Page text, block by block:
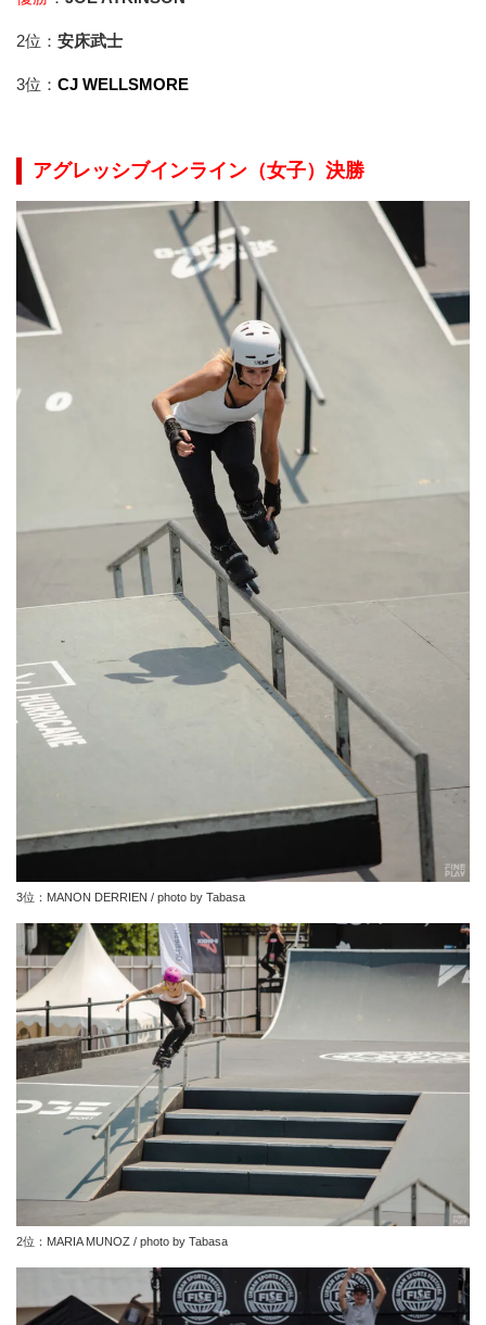
2位： 安床武士
3位： CJ WELLSMORE
アグレッシブインライン（女子）決勝
3位：MANON DERRIEN / photo by Tabasa
2位：MARIA MUNOZ / photo by Tabasa